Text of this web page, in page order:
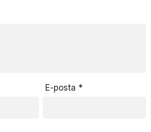
E-posta *